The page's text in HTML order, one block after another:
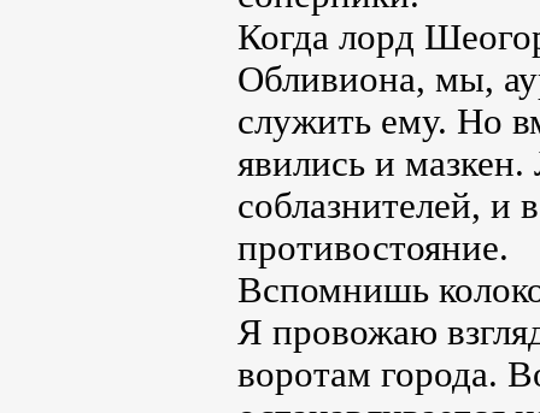
Когда лорд
Обливиона, мы,
служить ему. Но
явились и
соблазнителей, и
противостояние.
Вспомнишь
Я провожаю
воротам города.